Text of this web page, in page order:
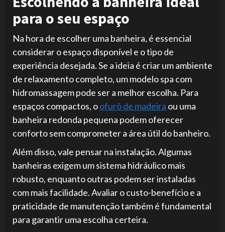
para o seu espaço
Na hora de escolher uma banheira, é essencial
considerar o espaço disponível e o tipo de
experiência desejada. Se a ideia é criar um ambiente
de relaxamento completo, um modelo spa com
hidromassagem pode ser a melhor escolha. Para
espaços compactos, oofurô de madeira ou uma
banheira redonda pequena podem oferecer
conforto sem comprometer a área útil do banheiro.
Além disso, vale pensar na instalação. Algumas
banheiras exigem um sistema hidráulico mais
robusto, enquanto outras podem ser instaladas
com mais facilidade. Avaliar o custo-benefício e a
praticidade de manutenção também é fundamental
para garantir uma escolha certeira.